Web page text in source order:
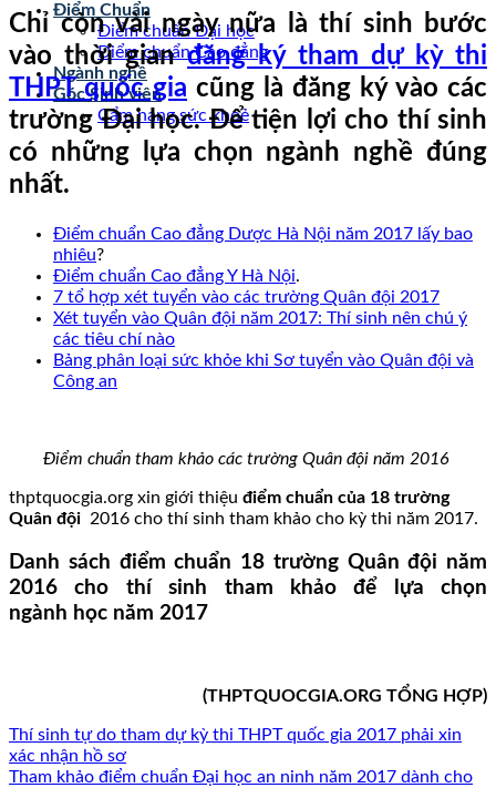
Điểm Chuẩn
Điểm chuẩn Đại học
Điểm chuẩn Cao đẳng
Ngành nghề
Góc Sinh viên
Cẩm nang sức khoẻ
Chỉ còn vài ngày nữa là thí sinh bước
vào thời gianđăng ký tham dự kỳ thi
THPT quốc gia cũng là đăng ký vào các
trường Đại học. Để tiện lợi cho thí sinh
có những lựa chọn ngành nghề đúng
nhất.
Điểm chuẩn Cao đẳng Dược Hà Nội năm 2017 lấy bao
nhiêu?
Điểm chuẩn Cao đẳng Y Hà Nội.
7 tổ hợp xét tuyển vào các trường Quân đội 2017
Xét tuyển vào Quân đội năm 2017: Thí sinh nên chú ý
các tiêu chí nào
Bảng phân loại sức khỏe khi Sơ tuyển vào Quân đội và
Công an
Điểm chuẩn tham khảo các trường Quân đội năm 2016
thptquocgia.org xin giới thiệu điểm chuẩn của 18 trường
Quân đội 2016 cho thí sinh tham khảo cho kỳ thi năm 2017.
Danh sách điểm chuẩn 18 trường Quân đội năm
2016 cho thí sinh tham khảo để lựa chọn
ngành học năm 2017
(THPTQUOCGIA.ORG TỔNG HỢP)
Thí sinh tự do tham dự kỳ thi THPT quốc gia 2017 phải xin
xác nhận hồ sơ
Tham khảo điểm chuẩn Đại học an ninh năm 2017 dành cho